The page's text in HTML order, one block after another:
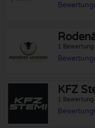
1 Bewertung
KFZ
1 Bewertung